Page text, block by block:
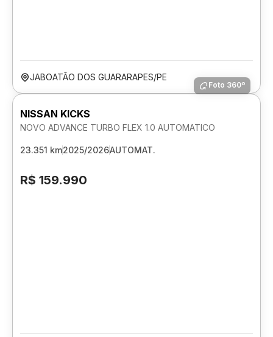
JABOATÃO DOS GUARARAPES/PE
Foto 360º
NISSAN KICKS
NOVO ADVANCE TURBO FLEX 1.0 AUTOMATICO
23.351 km2025/2026AUTOMAT.
R$ 159.990